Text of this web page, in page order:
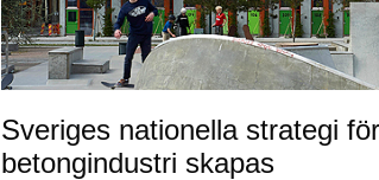
Sveriges nationella strategi
betongindustri skapas